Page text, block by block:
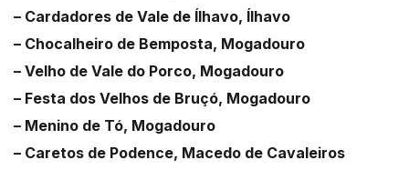
– Cardadores de Vale de Ílhavo, Ílhavo
– Chocalheiro de Bemposta, Mogadouro
– Velho de Vale do Porco, Mogadouro
– Festa dos Velhos de Bruçó, Mogadouro
– Menino de Tó, Mogadouro
– Caretos de Podence, Macedo de Cavaleiros